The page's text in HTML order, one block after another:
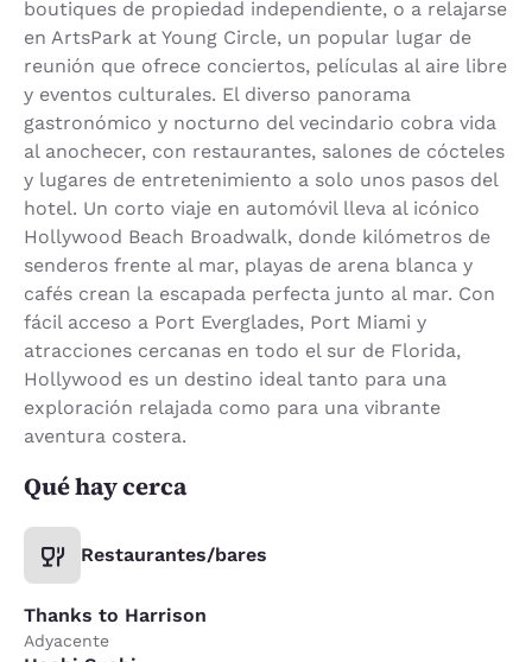
boutiques de propiedad independiente, o a relajarse
en ArtsPark at Young Circle, un popular lugar de
reunión que ofrece conciertos, películas al aire libre
y eventos culturales. El diverso panorama
gastronómico y nocturno del vecindario cobra vida
al anochecer, con restaurantes, salones de cócteles
y lugares de entretenimiento a solo unos pasos del
hotel. Un corto viaje en automóvil lleva al icónico
Hollywood Beach Broadwalk, donde kilómetros de
senderos frente al mar, playas de arena blanca y
cafés crean la escapada perfecta junto al mar. Con
fácil acceso a Port Everglades, Port Miami y
atracciones cercanas en todo el sur de Florida,
Hollywood es un destino ideal tanto para una
exploración relajada como para una vibrante
aventura costera.
Qué hay cerca
Restaurantes/bares
Thanks to Harrison
Adyacente